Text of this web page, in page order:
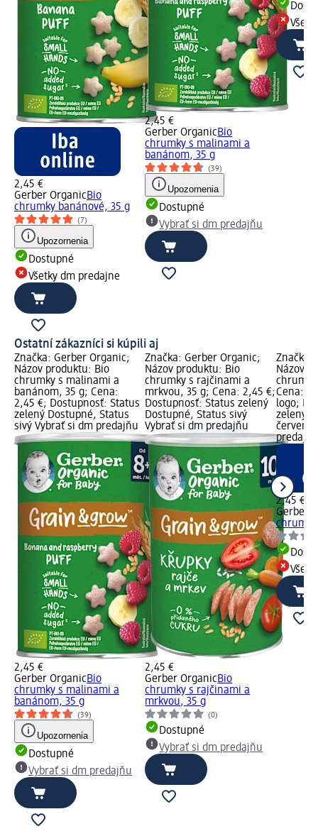
2,45 €
Gerber OrganicBio
chrumky banánové, 35 g
(7)
Upozornenia
Dostupné
Všetky dm predajne
2,45 €
Gerber OrganicBio
chrumky s malinami a
banánom, 35 g
(39)
Upozornenia
Dostupné
Vybrať si dm predajňu
Ostatní zákazníci si kúpili aj
Značka: Gerber Organic;
Názov produktu: Bio
chrumky s malinami a
banánom, 35 g; Cena:
2,45 €; Dostupnosť: Status
zelený Dostupné, Status
sivý Vybrať si dm predajňu
2,45 €
Gerber OrganicBio
chrumky s malinami a
banánom, 35 g
(39)
Upozornenia
Dostupné
Vybrať si dm predajňu
Značka: Gerber Organic;
Názov produktu: Bio
chrumky s rajčinami a
mrkvou, 35 g; Cena: 2,45 €;
Dostupnosť: Status zelený
Dostupné, Status sivý
Vybrať si dm predajňu
2,45 €
Gerber OrganicBio
chrumky s rajčinami a
mrkvou, 35 g
(0)
Dostupné
Vybrať si dm predajňu
Značka:
Názov
Cena:
logo;
zelený
červený
predajne
2,45 €
Gerber